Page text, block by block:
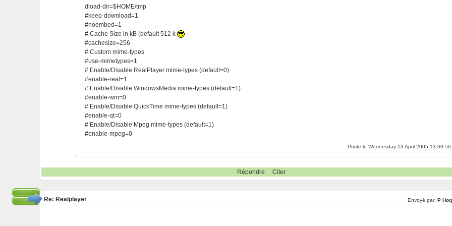
dload-dir=$HOME/tmp
#keep-download=1
#noembed=1
# Cache Size in kB (default 512 k
#cachesize=256
# Custom mime-types
#use-mimetypes=1
# Enable/Disable RealPlayer mime-types (default=0)
#enable-real=1
# Enable/Disable WindowsMedia mime-types (default=1)
#enable-wm=0
# Enable/Disable QuickTime mime-types (default=1)
#enable-qt=0
# Enable/Disable Mpeg mime-types (default=1)
#enable-mpeg=0
Poste le Wednesday 13 April 2005 13:09:56
Répondre Citer
Re: Realplayer Envoyé par: P